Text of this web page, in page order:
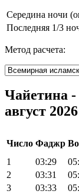
Середина ночи
Последняя 1/3
Метод расчета:
Чайетина -
август 2026
Число Фаджр
1
03:29
2
03:31
3
03:33